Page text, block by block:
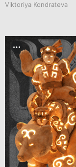
Viktoriya Kondrateva